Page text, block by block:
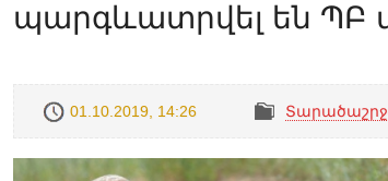
պարգևատրվել են ՊԲ
01.10.2019, 14:26